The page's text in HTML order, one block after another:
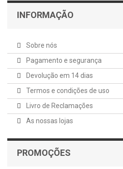
INFORMAÇÃO
Sobre nós
Pagamento e segurança
Devolução em 14 dias
Termos e condições de uso
Livro de Reclamações
As nossas lojas
PROMOÇÕES